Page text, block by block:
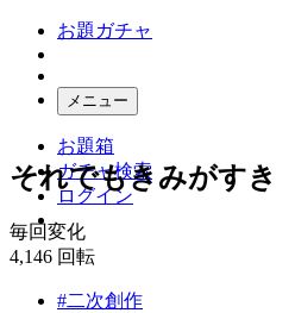
お題ガチャ
メニュー
お題箱
ガチャ検索
ログイン
それでもきみがすき
毎回変化
4,146 回転
#二次創作